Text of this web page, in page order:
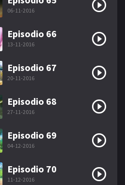
06-11-2016
Episodio 66
13-11-2016
Episodio 67
20-11-2016
Episodio 68
27-11-2016
Episodio 69
04-12-2016
Episodio 70
11-12-2016